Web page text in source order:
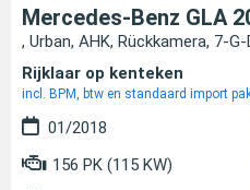
Mercedes-Benz GLA
, Urban, AHK, Rückkamera, 7-G-
Rijklaar op kenteken
incl. BPM, btw en standaard import
01/2018
156 PK (115 KW)